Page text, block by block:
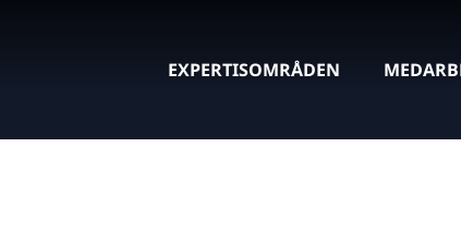
EXPERTISOMRÅDEN